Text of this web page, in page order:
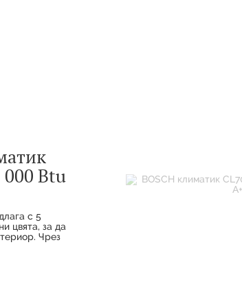
вашите
на
000 Btu
с 5
цвята, за да
Чрез
вашите
на